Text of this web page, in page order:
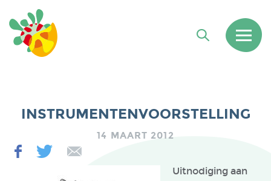
INSTRUMENTENVOORSTELLING
14 MAART 2012
Uitnodiging aan